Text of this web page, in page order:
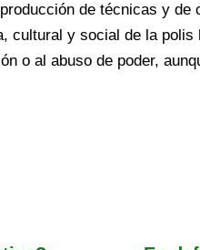
de técnicas y
y social de la polis
o al abuso de poder,